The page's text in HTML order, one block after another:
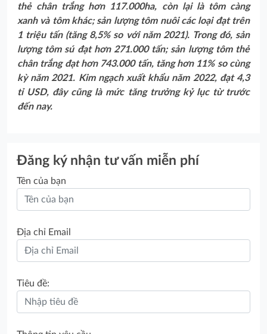
thẻ chân trắng hơn 117.000ha, còn lại là tôm càng
xanh và tôm khác; sản lượng tôm nuôi các loại đạt trên
1 triệu tấn (tăng 8,5% so với năm 2021). Trong đó, sản
lượng tôm sú đạt hơn 271.000 tấn; sản lượng tôm thẻ
chân trắng đạt hơn 743.000 tấn, tăng hơn 11% so cùng
kỳ năm 2021. Kim ngạch xuất khẩu năm 2022, đạt 4,3
tỉ USD, đây cũng là mức tăng trưởng kỷ lục từ trước
đến nay.
Đăng ký nhận tư vấn miễn phí
Tên của bạn
Địa chỉ Email
Tiêu đề: